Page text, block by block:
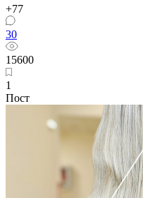
+77
30
15600
1
Пост